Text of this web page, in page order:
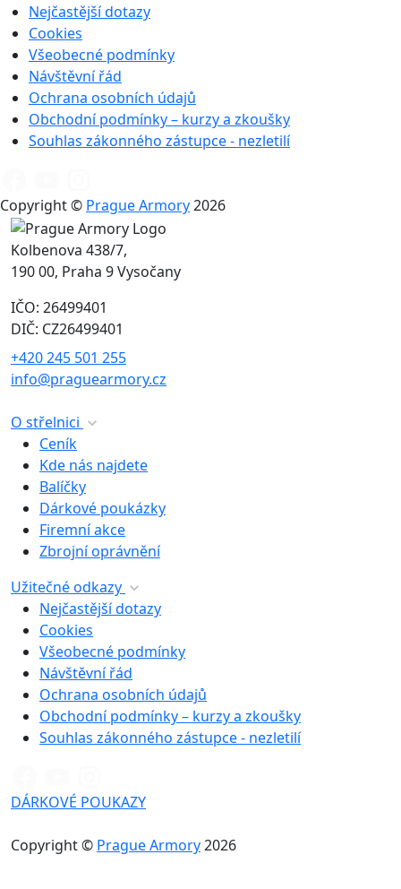
Nejčastější dotazy
Cookies
Všeobecné podmínky
Návštěvní řád
Ochrana osobních údajů
Obchodní podmínky – kurzy a zkoušky
Souhlas zákonného zástupce - nezletilí
Copyright © Prague Armory2026
Kolbenova 438/7,
190 00, Praha 9 Vysočany
IČO: 26499401
DIČ: CZ26499401
+420 245 501 255
info@praguearmory.cz
O střelnici
Ceník
Kde nás najdete
Balíčky
Dárkové poukázky
Firemní akce
Zbrojní oprávnění
Užitečné odkazy
Nejčastější dotazy
Cookies
Všeobecné podmínky
Návštěvní řád
Ochrana osobních údajů
Obchodní podmínky – kurzy a zkoušky
Souhlas zákonného zástupce - nezletilí
DÁRKOVÉ POUKAZY
Copyright © Prague Armory2026